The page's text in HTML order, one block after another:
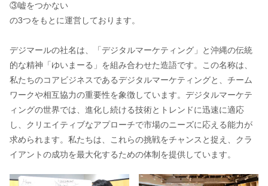
③嘘をつかない
の3つをもとに運営しております。
デジマールの社名は、「デジタルマーケティング」と沖縄の伝統
的な精神「ゆいまーる」を組み合わせた造語です。この名称は、
私たちのコアビジネスであるデジタルマーケティングと、チーム
ワークや相互協力の重要性を象徴しています。デジタルマーケテ
ィングの世界では、進化し続ける技術とトレンドに迅速に適応
し、クリエイティブなアプローチで市場のニーズに応える能力が
求められます。私たちは、これらの挑戦をチャンスと捉え、クラ
イアントの成功を最大化するための体制を提供しています。